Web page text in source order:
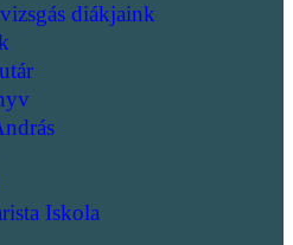
diákjaink
Iskola